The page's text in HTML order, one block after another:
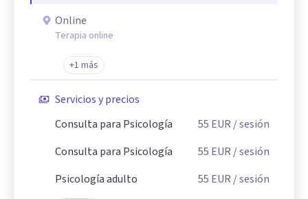
Online
Terapia online
+1 más
Servicios y precios
Consulta para Psicología
55 EUR / sesión
Consulta para Psicología
55 EUR / sesión
Psicología adulto
55 EUR / sesión